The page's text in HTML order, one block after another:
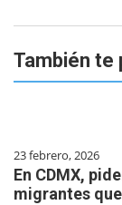
También te
23 febrero, 2026
En CDMX,
migrantes